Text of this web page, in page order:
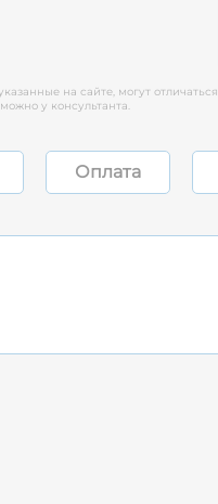
на сайте, могут отличаться
у консультанта.
Оплата